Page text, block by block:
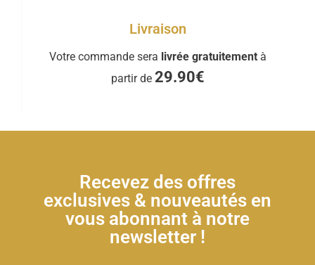
Livraison
Votre commande sera livrée gratuitement à
partir de 29.90€
Recevez des offres
exclusives & nouveautés en
vous abonnant à notre
newsletter !